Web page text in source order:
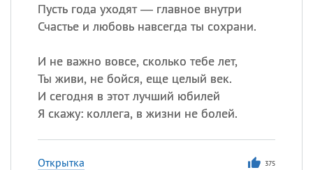
Пусть года уходят — главное внутри
Счастье и любовь навсегда ты сохрани.
И не важно вовсе, сколько тебе лет,
Ты живи, не бойся, еще целый век.
И сегодня в этот лучший юбилей
Я скажу: коллега, в жизни не болей.
Открытка 375